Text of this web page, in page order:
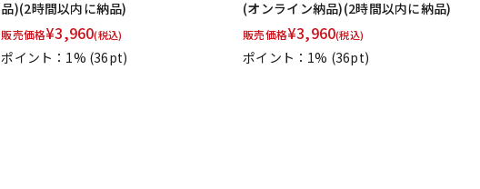
品)(2時間以内に納品)
販売価格¥3,960(税込)
ポイント：1% (36pt)
(オンライン納品)(2時間以内に納品)
販売価格¥3,960(税込)
ポイント：1% (36pt)